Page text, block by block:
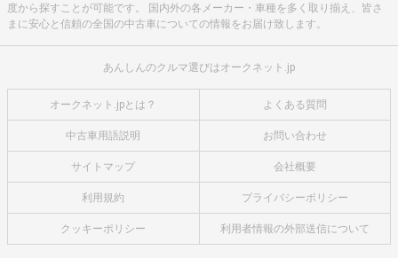
度から探すことが可能です。 国内外の各メーカー・車種を多く取り揃え、皆さ
まに安心と信頼の全国の中古車についての情報をお届け致します。
あんしんのクルマ選びはオークネット.jp
オークネット.jpとは？ よくある質問
中古車用語説明 お問い合わせ
サイトマップ 会社概要
利用規約 プライバシーポリシー
クッキーポリシー 利用者情報の外部送信について